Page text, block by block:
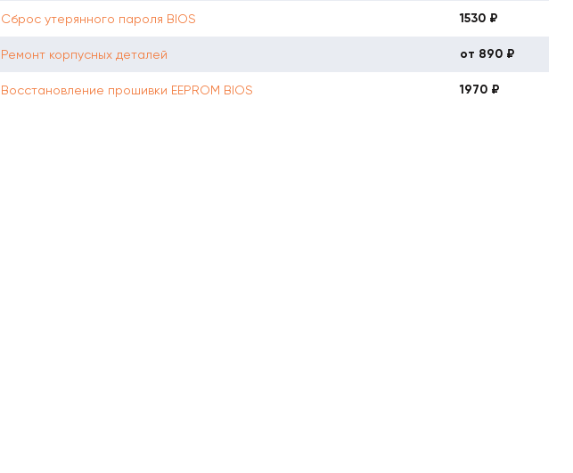
Сброс утерянного пароля BIOS 1530 ₽
Ремонт корпусных деталей от 890 ₽
Восстановление прошивки EEPROM BIOS 1970 ₽